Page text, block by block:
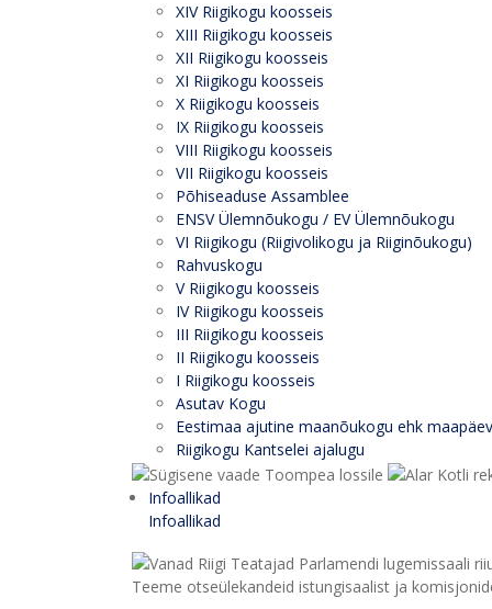
XIV Riigikogu koosseis
XIII Riigikogu koosseis
XII Riigikogu koosseis
XI Riigikogu koosseis
X Riigikogu koosseis
IX Riigikogu koosseis
VIII Riigikogu koosseis
VII Riigikogu koosseis
Põhiseaduse Assamblee
ENSV Ülemnõukogu / EV Ülemnõukogu
VI Riigikogu (Riigivolikogu ja Riiginõukogu)
Rahvuskogu
V Riigikogu koosseis
IV Riigikogu koosseis
III Riigikogu koosseis
II Riigikogu koosseis
I Riigikogu koosseis
Asutav Kogu
Eestimaa ajutine maanõukogu ehk maapäev
Riigikogu Kantselei ajalugu
Infoallikad
Infoallikad
Teeme otseülekandeid istungisaalist ja